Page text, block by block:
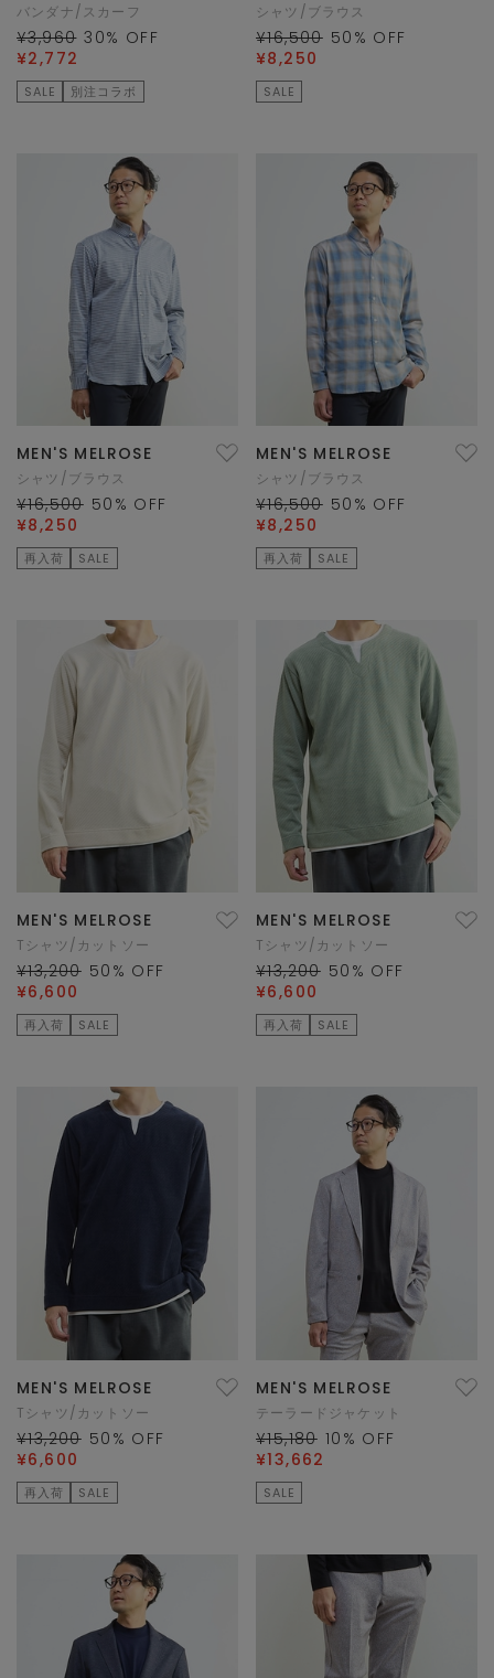
バンダナ/スカーフ
¥3,960 30% OFF
¥2,772
SALE 別注コラボ
シャツ/ブラウス
¥16,500 50 % OFF
¥8,250
SALE
MEN'S MELROSE
シャツ/ブラウス
¥16,500 50 % OFF
¥8,250
再入荷 SALE
MEN'S MELROSE
シャツ/ブラウス
¥16,500 50 % OFF
¥8,250
再入荷 SALE
MEN'S MELROSE
Tシャツ/カットソー
¥13,200 50 % OFF
¥6,600
再入荷 SALE
MEN'S MELROSE
Tシャツ/カットソー
¥13,200 50 % OFF
¥6,600
再入荷 SALE
MEN'S MELROSE
Tシャツ/カットソー
¥13,200 50 % OFF
¥6,600
再入荷 SALE
MEN'S MELROSE
テーラードジャケット
¥15,180 10 % OFF
¥13,662
SALE